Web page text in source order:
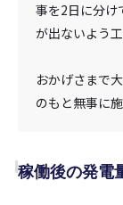
事を2日に分け
が出ないよう
おかげさまで
のもと無事に
稼働後の発電